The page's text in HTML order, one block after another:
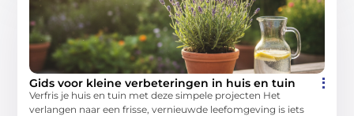
Gids voor kleine verbeteringen in huis en tuin
Verfris je huis en tuin met deze simpele projecten Het
verlangen naar een frisse, vernieuwde leefomgeving is iets